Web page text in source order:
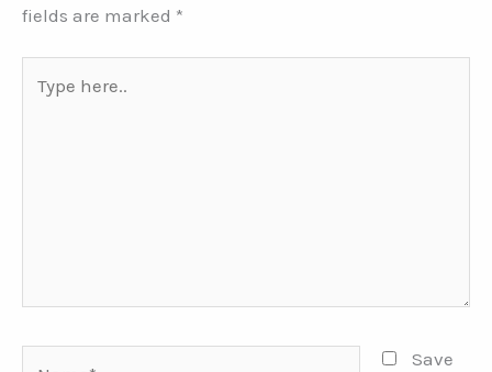
fields are marked *
here..
Save